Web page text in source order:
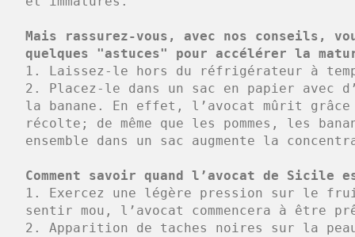
Mais rassurez-vous, avec nos conseils,
quelques "astuces" pour accélérer la
1. Laissez-le hors du réfrigérateur à
2. Placez-le dans un sac en papier avec
la banane. En effet, l’avocat mûrit grâce
récolte; de même que les pommes, les
ensemble dans un sac augmente la
Comment savoir quand l’avocat de Sicile
1. Exercez une légère pression sur le
sentir mou, l’avocat commencera à être
2. Apparition de taches noires sur la